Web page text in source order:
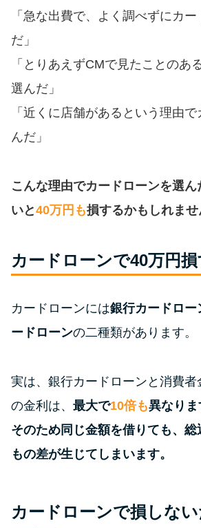
カードローン診
カードローン
リボ払いをその
損！
カードローンの
得した話
最速！最短40分
ードローン
特集ページ一覧
種類や特徴で探す
銀行カードロー
無利息期間を利
「急な出費で、よく調べずにカ
だ」
「とりあえずCMで見たことのあ
選んだ」
「近くに店舗があるという理由
んだ」
こんな理由でカードローンを選
いと40万円も損するかもしれませ
カードローンで40万円
カードローンには銀行カードロー
ードローンの二種類があります。
実は、銀行カードローンと消費者
の金利は、 最大で10倍も異なりま
そのため同じ金額を借りても、総
もの差が生じてしまいます。
カードローンで損しな